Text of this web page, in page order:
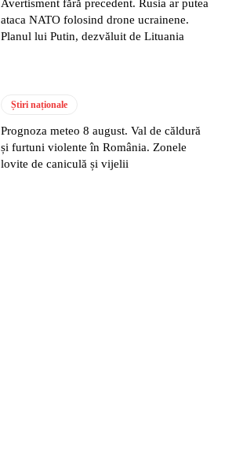
Avertisment fără precedent. Rusia ar putea
ataca NATO folosind drone ucrainene.
Planul lui Putin, dezvăluit de Lituania
Știri naționale
Prognoza meteo 8 august. Val de căldură
și furtuni violente în România. Zonele
lovite de caniculă și vijelii